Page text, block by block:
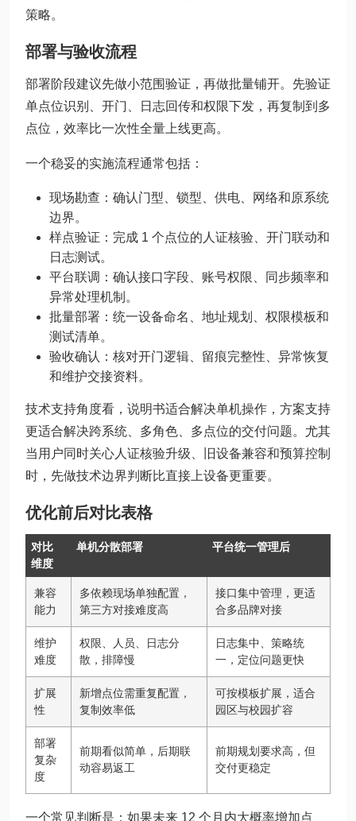
策略。
部署与验收流程
部署阶段建议先做小范围验证，再做批量铺开。先验证
单点位识别、开门、日志回传和权限下发，再复制到多
点位，效率比一次性全量上线更高。
一个稳妥的实施流程通常包括：
现场勘查：确认门型、锁型、供电、网络和原系统
边界。
样点验证：完成 1 个点位的人证核验、开门联动和
日志测试。
平台联调：确认接口字段、账号权限、同步频率和
异常处理机制。
批量部署：统一设备命名、地址规划、权限模板和
测试清单。
验收确认：核对开门逻辑、留痕完整性、异常恢复
和维护交接资料。
技术支持角度看，说明书适合解决单机操作，方案支持
更适合解决跨系统、多角色、多点位的交付问题。尤其
当用户同时关心人证核验升级、旧设备兼容和预算控制
时，先做技术边界判断比直接上设备更重要。
优化前后对比表格
对比
维度
单机分散部署 平台统一管理后
兼容
能力
多依赖现场单独配置，
第三方对接难度高
接口集中管理，更适
合多品牌对接
维护
难度
权限、人员、日志分
散，排障慢
日志集中、策略统
一，定位问题更快
扩展
性
新增点位需重复配置，
复制效率低
可按模板扩展，适合
园区与校园扩容
部署
复杂
度
前期看似简单，后期联
动容易返工
前期规划要求高，但
交付更稳定
一个常见判断是：如果未来 12 个月内大概率增加点